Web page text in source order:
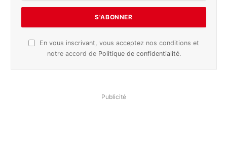
En vous inscrivant, vous acceptez nos conditions et
notre accord de Politique de confidentialité.
Publicité